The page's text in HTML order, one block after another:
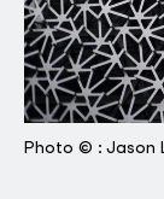
Photo © : Jason